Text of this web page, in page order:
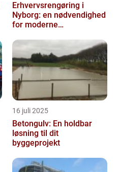
Erhvervsrengøring i
Nyborg: en nødvendighed
for moderne
16 juli 2025
Betongulv: En holdbar
løsning til dit
byggeprojekt